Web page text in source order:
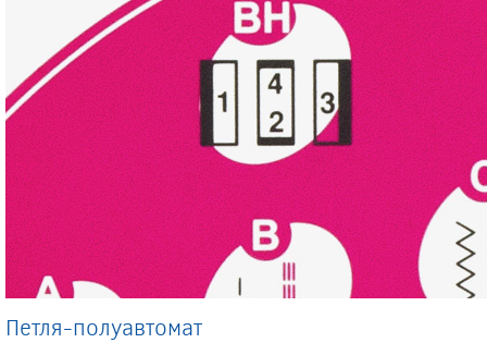
Петля-полуавтомат